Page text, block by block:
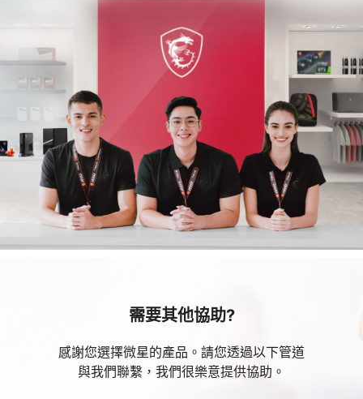
需要其他協助?
感謝您選擇微星的產品。請您透過以下管道
與我們聯繫，我們很樂意提供協助。